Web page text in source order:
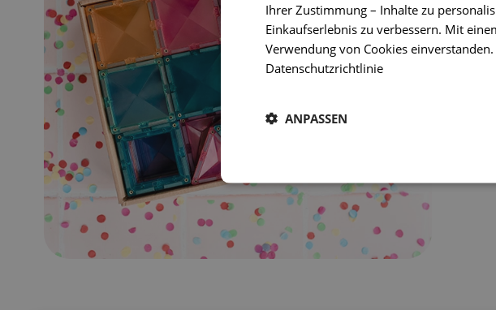
Ihrer Zustimmung – Inhalte zu
Einkaufserlebnis zu verbessern. Mit
Verwendung von Cookies
Datenschutzrichtlinie
ANPASSEN